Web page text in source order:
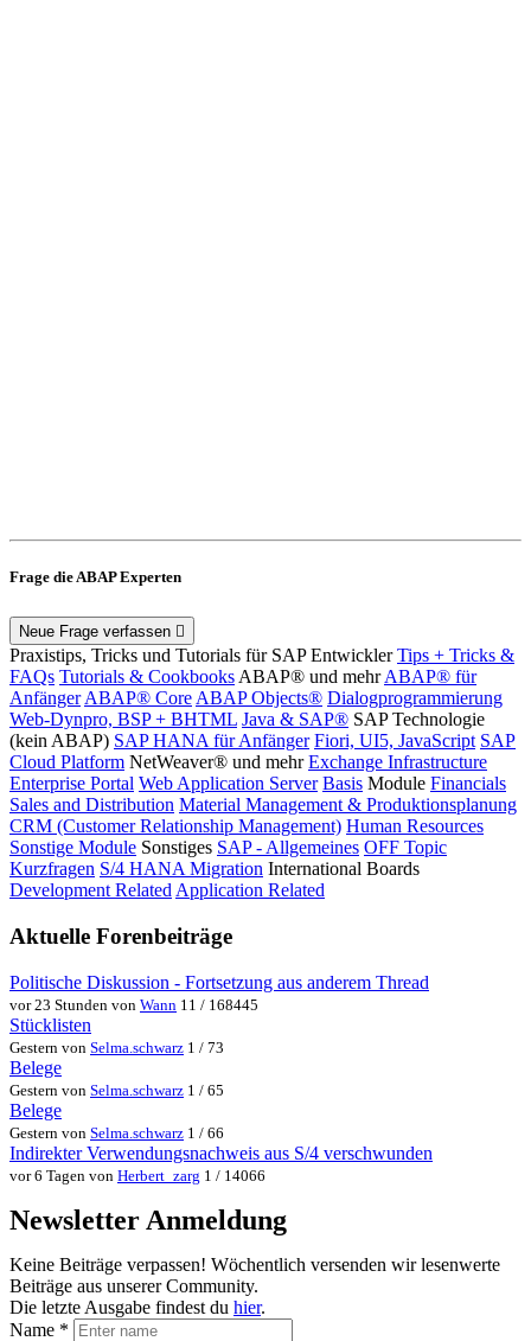
Frage die ABAP Experten
Neue Frage verfassen
Praxistips, Tricks und Tutorials für SAP Entwickler Tips + Tricks &
FAQs Tutorials & Cookbooks ABAP® und mehr ABAP® für
Anfänger ABAP® Core ABAP Objects® Dialogprogrammierung
Web-Dynpro, BSP + BHTML Java & SAP® SAP Technologie
(kein ABAP) SAP HANA für Anfänger Fiori, UI5, JavaScript SAP
Cloud Platform NetWeaver® und mehr Exchange Infrastructure
Enterprise Portal Web Application Server Basis Module Financials
Sales and Distribution Material Management & Produktionsplanung
CRM (Customer Relationship Management) Human Resources
Sonstige Module Sonstiges SAP - Allgemeines OFF Topic
Kurzfragen S/4 HANA Migration International Boards
Development Related Application Related
Aktuelle Forenbeiträge
Politische Diskussion - Fortsetzung aus anderem Thread
vor 23 Stunden von Wann 11 / 168445
Stücklisten
Gestern von Selma.schwarz 1 / 73
Belege
Gestern von Selma.schwarz 1 / 65
Belege
Gestern von Selma.schwarz 1 / 66
Indirekter Verwendungsnachweis aus S/4 verschwunden
vor 6 Tagen von Herbert_zarg 1 / 14066
Newsletter Anmeldung
Keine Beiträge verpassen! Wöchentlich versenden wir lesenwerte
Beiträge aus unserer Community.
Die letzte Ausgabe findest du hier.
Name *